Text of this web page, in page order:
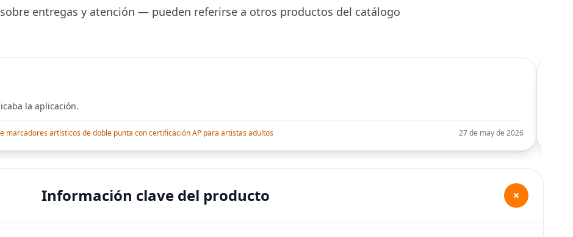
entregas y atención — pueden referirse a otros productos del catálogo
la aplicación.
marcadores artísticos de doble punta con certificación AP para artistas adultos 27 de may de 2026
Información clave del producto +